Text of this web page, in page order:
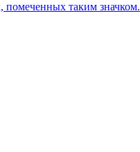
помеченных таким значком.